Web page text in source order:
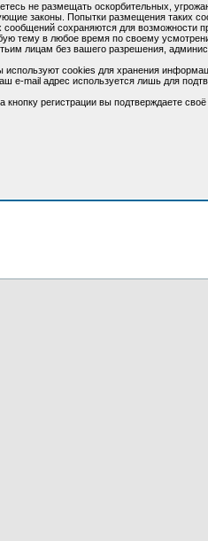
не размещать оскорбительных,
законы. Попытки размещения таких
сообщений сохраняются для возможности
тему в любое время по своему
лицам без вашего разрешения,
cookies для хранения
e-mail адрес используется лишь для
кнопку регистрации вы подтверждаете